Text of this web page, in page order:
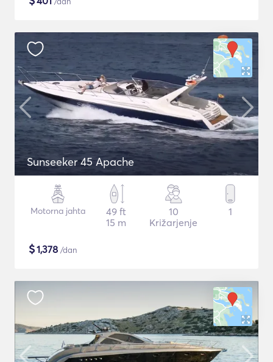
Sunseeker 45 Apache
Motorna jahta
49 ft
15 m
10
Križarjenje
1
$1,378 /dan